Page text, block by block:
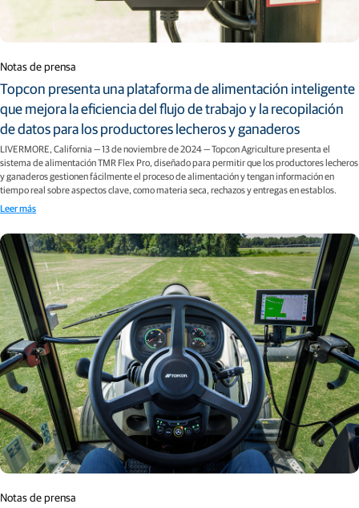
Notas de prensa
Topcon presenta una plataforma de alimentación inteligente
que mejora la eficiencia del flujo de trabajo y la recopilación
de datos para los productores lecheros y ganaderos
LIVERMORE, California — 13 de noviembre de 2024 — Topcon Agriculture presenta el
sistema de alimentación TMR Flex Pro, diseñado para permitir que los productores lecheros
y ganaderos gestionen fácilmente el proceso de alimentación y tengan información en
tiempo real sobre aspectos clave, como materia seca, rechazos y entregas en establos.
Leer más
Notas de prensa